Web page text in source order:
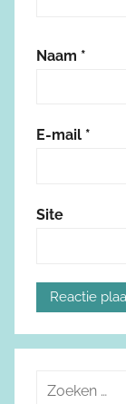
Naam *
E-mail *
Site